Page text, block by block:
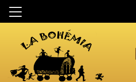
Aller au contenu